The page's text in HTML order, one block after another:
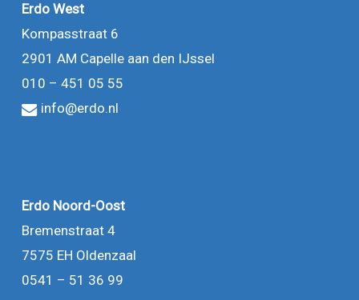
Erdo West
Kompasstraat 6
2901 AM Capelle aan den IJssel
010 – 451 05 55
info@erdo.nl
Erdo Noord-Oost
Bremenstraat 4
7575 EH Oldenzaal
0541 – 51 36 99